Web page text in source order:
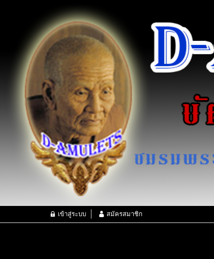
เข้าสู่ระบบ สมัครสมาชิก